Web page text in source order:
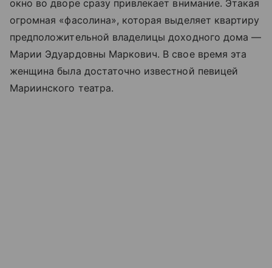
окно во дворе сразу привлекает внимание. Этакая
огромная «фасолина», которая выделяет квартиру
предположительной владелицы доходного дома —
Марии Эдуардовны Маркович. В свое время эта
женщина была достаточно известной певицей
Мариинского театра.